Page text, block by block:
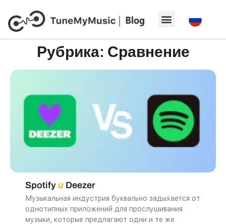
Рубрика: Сравнение
Spotify и Deezer
Музыкальная индустрия буквально задыхается от
однотипных приложений для прослушивания
музыки, которые предлагают одни и те же